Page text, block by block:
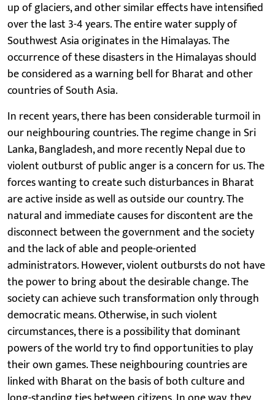
up of glaciers, and other similar effects have intensified
over the last 3-4 years. The entire water supply of
Southwest Asia originates in the Himalayas. The
occurrence of these disasters in the Himalayas should
be considered as a warning bell for Bharat and other
countries of South Asia.
In recent years, there has been considerable turmoil in
our neighbouring countries. The regime change in Sri
Lanka, Bangladesh, and more recently Nepal due to
violent outburst of public anger is a concern for us. The
forces wanting to create such disturbances in Bharat
are active inside as well as outside our country. The
natural and immediate causes for discontent are the
disconnect between the government and the society
and the lack of able and people-oriented
administrators. However, violent outbursts do not have
the power to bring about the desirable change. The
society can achieve such transformation only through
democratic means. Otherwise, in such violent
circumstances, there is a possibility that dominant
powers of the world try to find opportunities to play
their own games. These neighbouring countries are
linked with Bharat on the basis of both culture and